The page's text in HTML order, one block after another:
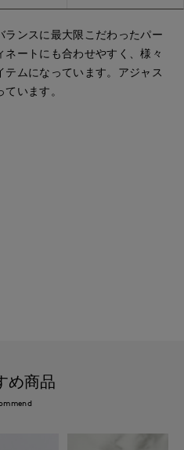
ランスに最大限こだわったパー
ートにも合わせやすく、様々
ムになっています。アジャス
います。
め商品